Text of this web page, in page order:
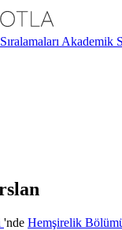
Akademik
'nde Hemşirelik